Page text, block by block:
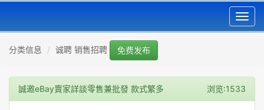
分类信息 诚聘 销售招聘 免费发布
誠邀eBay賣家詳談零售兼批發 款式繁多 浏览:1533